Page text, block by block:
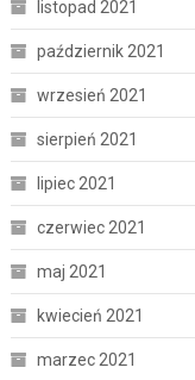
listopad 2021
październik 2021
wrzesień 2021
sierpień 2021
lipiec 2021
czerwiec 2021
maj 2021
kwiecień 2021
marzec 2021